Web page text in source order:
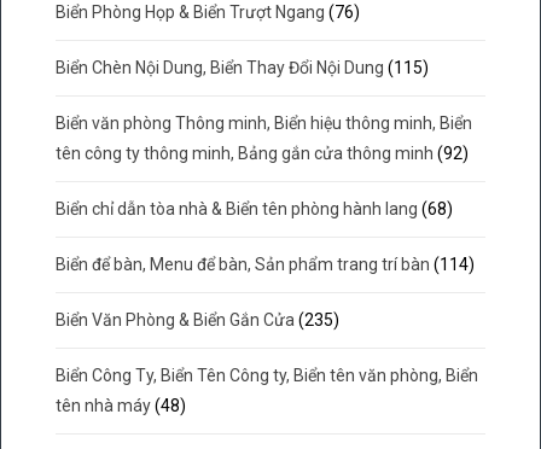
Biển Phòng Họp & Biển Trượt Ngang (76)
Biển Chèn Nội Dung, Biển Thay Đổi Nội Dung (115)
Biển văn phòng Thông minh, Biển hiệu thông minh, Biển
tên công ty thông minh, Bảng gắn cửa thông minh (92)
Biển chỉ dẫn tòa nhà & Biển tên phòng hành lang (68)
Biển để bàn, Menu để bàn, Sản phẩm trang trí bàn (114)
Biển Văn Phòng & Biển Gắn Cửa (235)
Biển Công Ty, Biển Tên Công ty, Biển tên văn phòng, Biển
tên nhà máy (48)